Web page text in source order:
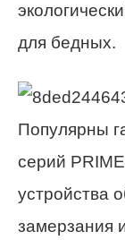
для бедных.
Популярны
серий
устройства
замерзания